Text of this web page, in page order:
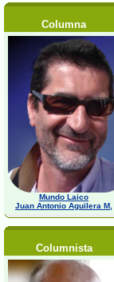
Columna
Mundo Laico
Juan Antonio Aguilera M,
Columnista